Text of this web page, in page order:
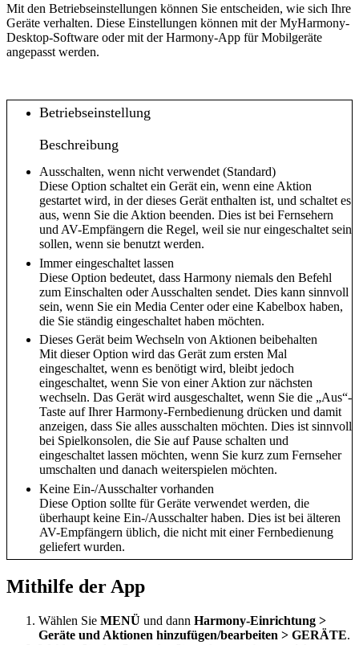
Mit den Betriebseinstellungen können Sie entscheiden, wie sich Ihre
Geräte verhalten. Diese Einstellungen können mit der MyHarmony-
Desktop-Software oder mit der Harmony-App für Mobilgeräte
angepasst werden.
Betriebseinstellung
Beschreibung
Ausschalten, wenn nicht verwendet (Standard)
Diese Option schaltet ein Gerät ein, wenn eine Aktion
gestartet wird, in der dieses Gerät enthalten ist, und schaltet es
aus, wenn Sie die Aktion beenden. Dies ist bei Fernsehern
und AV-Empfängern die Regel, weil sie nur eingeschaltet sein
sollen, wenn sie benutzt werden.
Immer eingeschaltet lassen
Diese Option bedeutet, dass Harmony niemals den Befehl
zum Einschalten oder Ausschalten sendet. Dies kann sinnvoll
sein, wenn Sie ein Media Center oder eine Kabelbox haben,
die Sie ständig eingeschaltet haben möchten.
Dieses Gerät beim Wechseln von Aktionen beibehalten
Mit dieser Option wird das Gerät zum ersten Mal
eingeschaltet, wenn es benötigt wird, bleibt jedoch
eingeschaltet, wenn Sie von einer Aktion zur nächsten
wechseln. Das Gerät wird ausgeschaltet, wenn Sie die „Aus“-
Taste auf Ihrer Harmony-Fernbedienung drücken und damit
anzeigen, dass Sie alles ausschalten möchten. Dies ist sinnvoll
bei Spielkonsolen, die Sie auf Pause schalten und
eingeschaltet lassen möchten, wenn Sie kurz zum Fernseher
umschalten und danach weiterspielen möchten.
Keine Ein-/Ausschalter vorhanden
Diese Option sollte für Geräte verwendet werden, die
überhaupt keine Ein-/Ausschalter haben. Dies ist bei älteren
AV-Empfängern üblich, die nicht mit einer Fernbedienung
geliefert wurden.
Mithilfe der App
Wählen Sie MENÜ und dann Harmony-Einrichtung >
Geräte und Aktionen hinzufügen/bearbeiten > GERÄTE.